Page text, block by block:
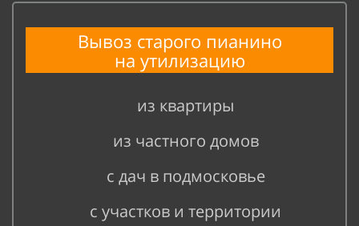
Вывоз старого пианино
на утилизацию
из квартиры
из частного домов
с дач в подмосковье
с участков и территории